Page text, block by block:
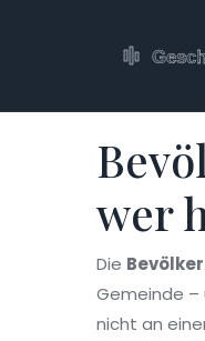
wer
Die
Gemeinde –
nicht an